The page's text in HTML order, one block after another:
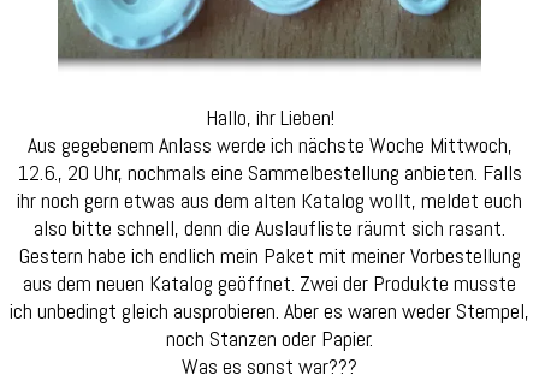
Hallo, ihr Lieben!
Aus gegebenem Anlass werde ich nächste Woche Mittwoch,
12.6., 20 Uhr, nochmals eine Sammelbestellung anbieten. Falls
ihr noch gern etwas aus dem alten Katalog wollt, meldet euch
also bitte schnell, denn die Auslaufliste räumt sich rasant.
Gestern habe ich endlich mein Paket mit meiner Vorbestellung
aus dem neuen Katalog geöffnet. Zwei der Produkte musste
ich unbedingt gleich ausprobieren. Aber es waren weder Stempel,
noch Stanzen oder Papier.
Was es sonst war???